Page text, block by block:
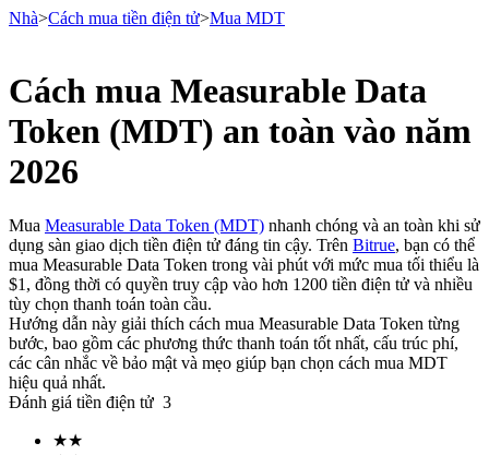
Hợp đồng tương lai
USDT Futures
Futures sử dụng USDT làm tài sản thế chấp
Nhà>Cách mua tiền điện tử>Mua MDT
Cách mua Measurable Data
Token (MDT) an toàn vào năm
2026
Mua Measurable Data Token (MDT) nhanh chóng và an toàn khi sử
dụng sàn giao dịch tiền điện tử đáng tin cậy. Trên Bitrue, bạn có thể
mua Measurable Data Token trong vài phút với mức mua tối thiểu là
$1, đồng thời có quyền truy cập vào hơn 1200 tiền điện tử và nhiều
tùy chọn thanh toán toàn cầu.
Hướng dẫn này giải thích cách mua Measurable Data Token từng
bước, bao gồm các phương thức thanh toán tốt nhất, cấu trúc phí,
các cân nhắc về bảo mật và mẹo giúp bạn chọn cách mua MDT
hiệu quả nhất.
Đánh giá tiền điện tử 3
★★